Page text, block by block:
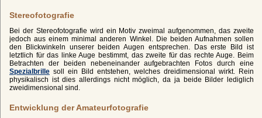
Stereofotografie
Bei der Stereofotografie wird ein Motiv zweimal aufgenommen, das zweite
jedoch aus einem minimal anderen Winkel. Die beiden Aufnahmen sollen
den Blickwinkeln unserer beiden Augen entsprechen. Das erste Bild ist
letztlich für das linke Auge bestimmt, das zweite für das rechte Auge. Beim
Betrachten der beiden nebeneinander aufgebrachten Fotos durch eine
Spezialbrille soll ein Bild entstehen, welches dreidimensional wirkt. Rein
physikalisch ist dies allerdings nicht möglich, da ja beide Bilder lediglich
zweidimensional sind.
Entwicklung der Amateurfotografie